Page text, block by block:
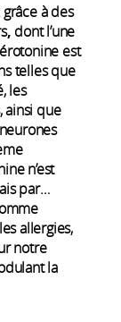
à des
, dont l’une
est
telles que
les
ainsi que
n’est
par…
allergies,
notre
la